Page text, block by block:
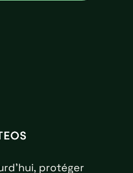
protéger